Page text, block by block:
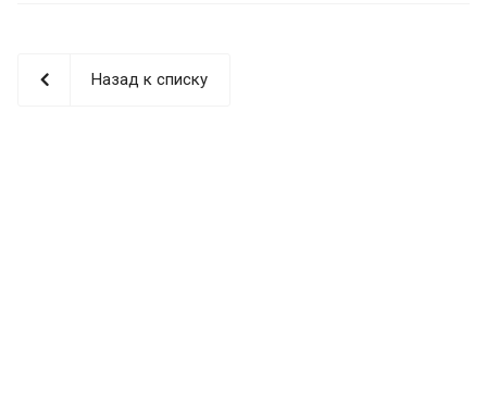
Назад к списку